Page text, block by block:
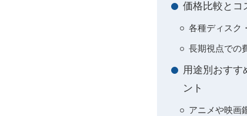
価格比較とコ
各種ディスク
長期視点での
用途別おすす
ント
アニメや映画